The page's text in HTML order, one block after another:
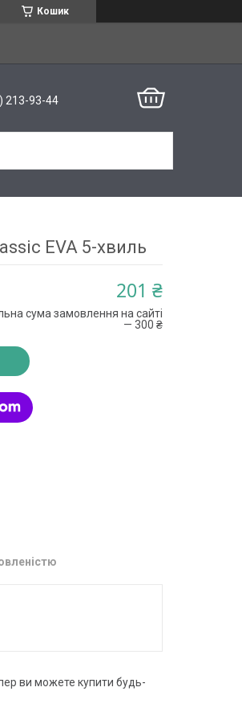
Кошик
213-93-44
EVA 5-хвиль
201 ₴
сума замовлення на сайті
— 300 ₴
ви можете купити будь-